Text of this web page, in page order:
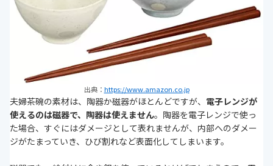
出典： https://www.amazon.co.jp
夫婦茶碗の素材は、陶器か磁器がほとんどですが、 電子レンジが
使えるのは磁器で、陶器は使えません。陶器を電子レンジで使っ
た場合、すぐにはダメージとして表れませんが、内部へのダメー
ジがたまっていき、ひび割れなど表面化してしまいます。